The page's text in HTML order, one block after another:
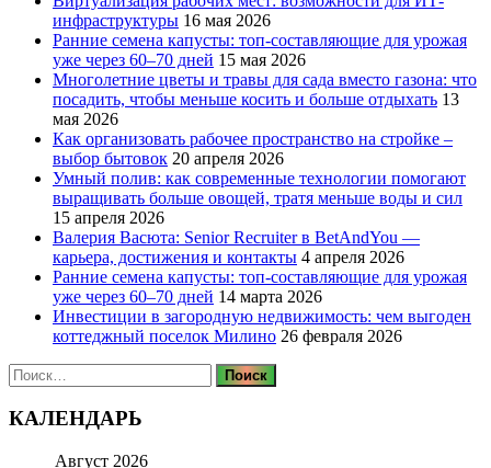
инфраструктуры 16 мая 2026
Ранние семена капусты: топ‑составляющие для урожая
уже через 60–70 дней 15 мая 2026
Многолетние цветы и травы для сада вместо газона: что
посадить, чтобы меньше косить и больше отдыхать 13
мая 2026
Как организовать рабочее пространство на стройке –
выбор бытовок 20 апреля 2026
Умный полив: как современные технологии помогают
выращивать больше овощей, тратя меньше воды и сил
15 апреля 2026
Валерия Васюта: Senior Recruiter в BetAndYou —
карьера, достижения и контакты 4 апреля 2026
Ранние семена капусты: топ‑составляющие для урожая
уже через 60–70 дней 14 марта 2026
Инвестиции в загородную недвижимость: чем выгоден
коттеджный поселок Милино 26 февраля 2026
Найти:
КАЛЕНДАРЬ
Август 2026